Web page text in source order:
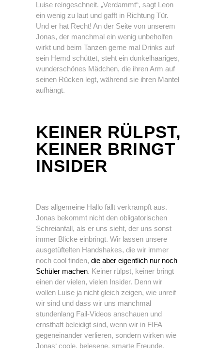
Luise reingeschneit. „Verdammt“, sagt Leon
ein wenig zu laut und gafft in Richtung Tür.
Und er hat Recht! An der Seite von unserem
Jonas, der manchmal ein wenig unbeholfen
wirkt und beim Tanzen gerne mal Drinks auf
sein Hemd schüttet, steht ein dunkelhaariges,
wunderschönes Mädchen, die ihren Arm auf
seinen Rücken legt, während sie ihren Mantel
aufhängt.
KEINER RÜLPST,
KEINER BRINGT
INSIDER
Das allgemeine Hallo fällt verkrampft aus.
Jonas bekommt nicht den obligatorischen
Schreianfall, als er uns sieht, der uns sonst
immer Blicke einbringt. Wir lassen unsere
ausgetüftelten Handshakes, die wir immer
noch cool finden, die aber eigentlich nur noch
Schüler machen. Keiner rülpst, keiner bringt
einen der vielen, vielen Insider. Denn wir
wollen Luise ja nicht gleich zeigen, wie unreif
wir sind und dass wir uns manchmal
stundenlang Fail-Videos anschauen und
ernsthaft beleidigt sind, wenn wir in FIFA
gegeneinander verlieren, sondern wirken wie
Jonas‘ coole, belesene, smarte Freunde.